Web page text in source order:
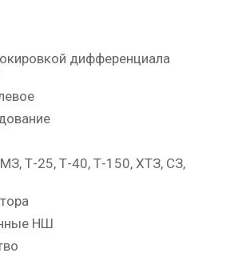
дифференциала
Т-25, Т-40, Т-150, ХТЗ, СЗ,
НШ